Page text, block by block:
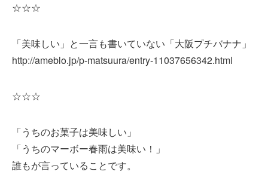
☆☆☆
「美味しい」と一言も書いていない「大阪プチバナナ」
http://ameblo.jp/p-matsuura/entry-11037656342.html
☆☆☆
「うちのお菓子は美味しい」
「うちのマーボー春雨は美味い！」
誰もが言っていることです。